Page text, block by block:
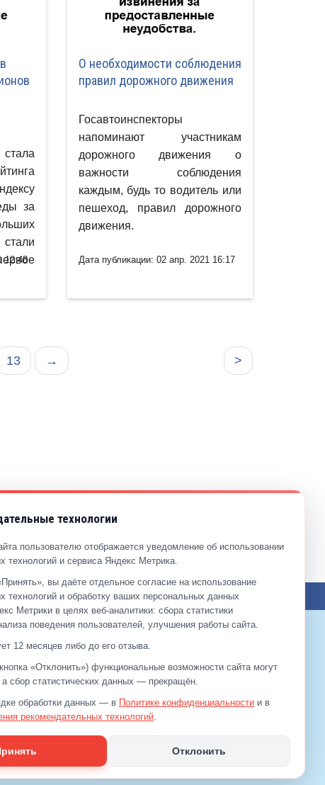
за
12:48
О необходимости соблюдения
правил дорожного движения
Госавтоинспекторы
напоминают участникам
дорожного движения о
важности соблюдения
каждым, будь то водитель или
пешеход, правил дорожного
движения.
Дата публикации: 02 апр. 2021 16:17
13 >
→
ПО САЙТУ
+7 (499)929-99-99
+7 (495)512-00-11
технологии
пользователю отображается уведомление об использовании
технологий и сервиса Яндекс Метрика.
вы даёте отдельное согласие на использование
технологий и обработку ваших персональных данных
Метрики в целях веб‑аналитики: сбора статистики
поведения пользователей, улучшения работы сайта.
12 месяцев либо до его отзыва.
«Отклонить») функциональные возможности сайта могут
сбор статистических данных — прекращён.
обработки данных — в Политике конфиденциальности и в
рекомендательных технологий.
Отклонить